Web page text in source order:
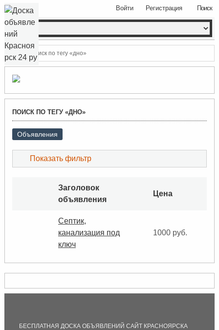
Поиск
Войти Регистрация
Поиск по тегу «дно»
ПОИСК ПО ТЕГУ «ДНО»
Объявления
Показать фильтр
Заголовок
объявления
Цена
Септик,
канализация под
ключ
1000 руб.
БЕСПЛАТНАЯ ДОСКА ОБЪЯВЛЕНИЙ САЙТ КРАСНОЯРСКА